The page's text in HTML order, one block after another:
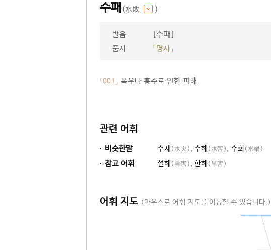
수패 (水敗 )
발음 [수패]
품사 「명사」
「001」 폭우나 홍수로 인한 피해.
관련 어휘
비슷한말 수재 (水災) , 수해 (水害) , 수화(水禍)
참고 어휘 설해 (雪害) , 한해 (旱害)
어휘 지도 (마우스로 어휘 지도를 이동할 수 있습니다.)